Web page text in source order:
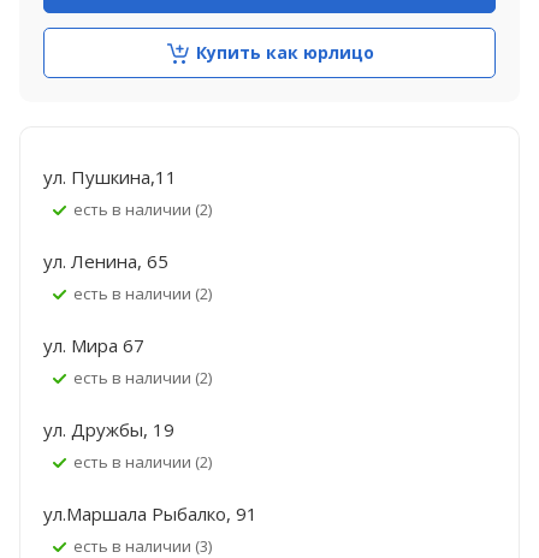
Купить как юрлицо
ул. Пушкина,11
Есть в наличии (2)
ул. Ленина, 65
Есть в наличии (2)
ул. Мира 67
Есть в наличии (2)
ул. Дружбы, 19
Есть в наличии (2)
ул.Маршала Рыбалко, 91
Есть в наличии (3)